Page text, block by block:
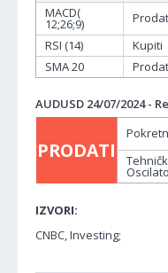
MACD(
12;26;9)
RSI (14)
Kupiti
SMA 20
AUDUSD 24/07/2024 -
PRODATI
IZVORI:
CNBC, Investing;